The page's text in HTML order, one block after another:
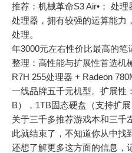
推荐：机械革命S3 Air•； 处
处理器，拥有较强的运算能力
处理。
年3000元左右性价比最高的
整理：高性能与扩展性首选机
R7H 255处理器 + Radeon
一线品牌五千元机型。扩展性
B），1TB固态硬盘（支持扩
关于三千多推荐游戏本和三千
此就结束了，不知道你从中找
还想了解更多这方面的信息，